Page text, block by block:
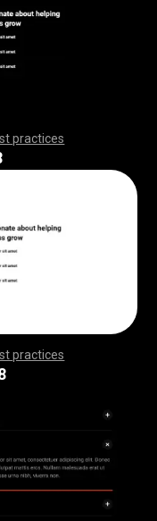
practices
,,,,,,,,,,,,,
practices
,,,,,,,,,,,,,